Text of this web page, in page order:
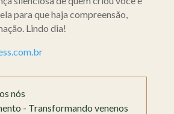
para que haja compreensão,
Lindo dia!
nós
- Transformando venenos